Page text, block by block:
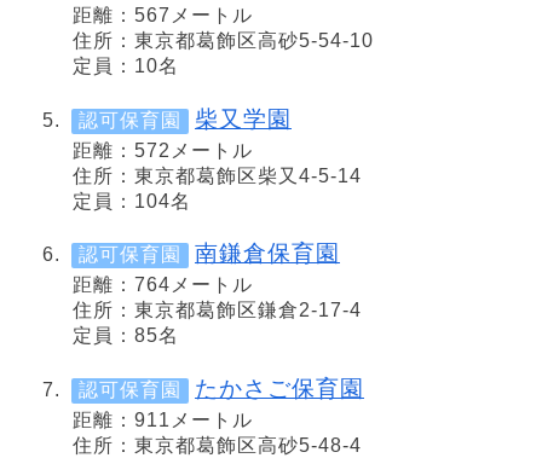
距離：567メートル
住所：東京都葛飾区高砂5-54-10
定員：10名
認可保育園 柴又学園
距離：572メートル
住所：東京都葛飾区柴又4-5-14
定員：104名
認可保育園 南鎌倉保育園
距離：764メートル
住所：東京都葛飾区鎌倉2-17-4
定員：85名
認可保育園 たかさご保育園
距離：911メートル
住所：東京都葛飾区高砂5-48-4